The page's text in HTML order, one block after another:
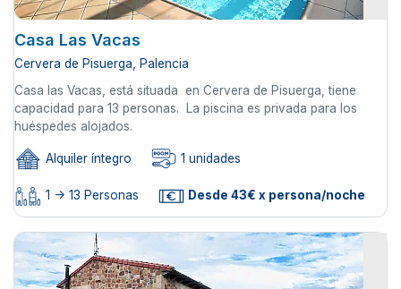
Casa Las Vacas
Cervera de Pisuerga, Palencia
Casa las Vacas, está situada en Cervera de Pisuerga, tiene
capacidad para 13 personas. La piscina es privada para los
huéspedes alojados.
Alquiler íntegro 1 unidades
1 -> 13 Personas Desde 43€ x persona/noche